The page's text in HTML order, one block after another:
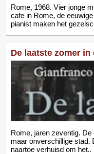
Rome, 1968. Vier jonge
cafe in Rome, de
pianist maken het
De laatste zomer in
Rome, jaren zeventig.
maar onverschillige stad.
naartoe verhuisd om het..